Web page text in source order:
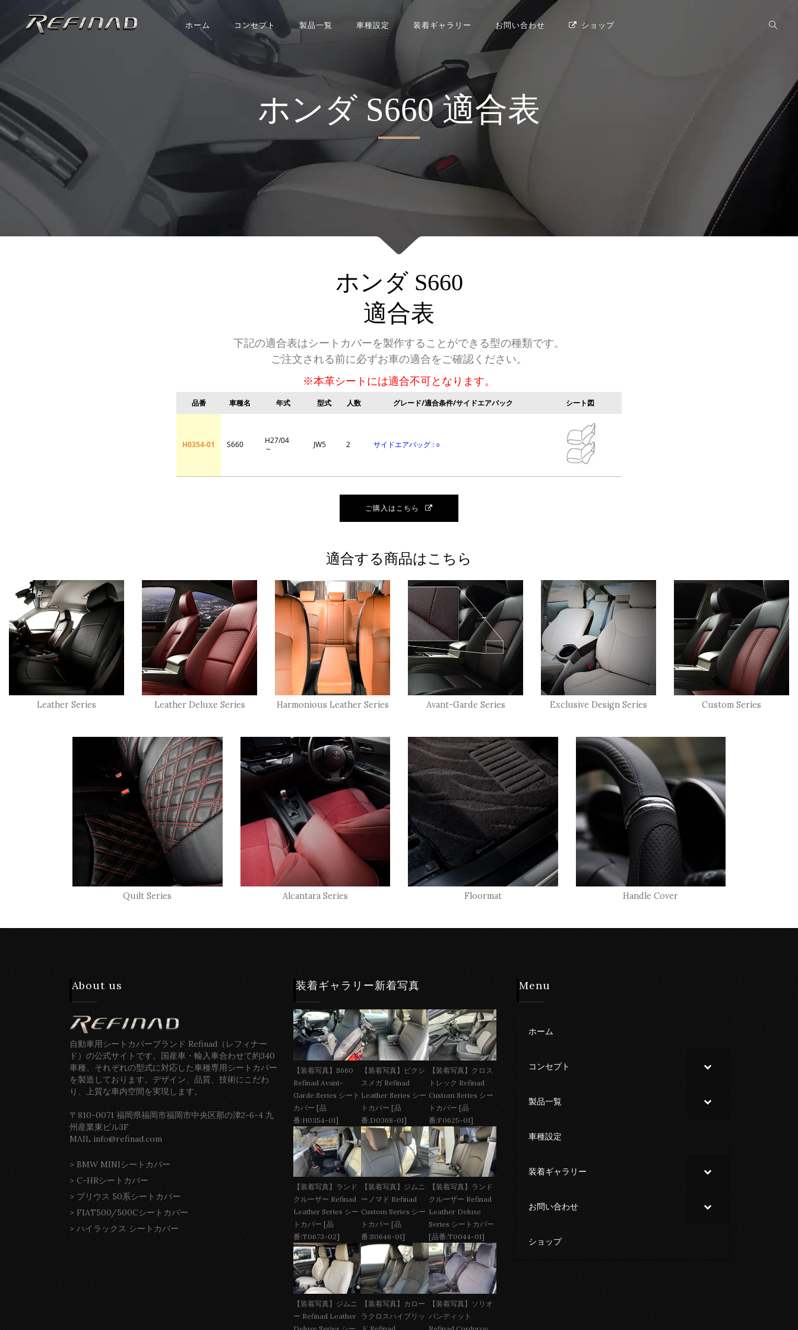
ホーム コンセプト 製品一覧 車種設定 装着ギャラリー お問い合わせ ショップ
ホンダ S660適合表
ホンダ S660
適合表
下記の適合表はシートカバーを製作することができる型の種類です。
ご注文される前に必ずお車の適合をご確認ください。
※本革シートには適合不可となります。
品番 車種名 年式 型式 人数 グレード/適合条件/サイドエアバック シート図
H0354-01 S660
H27/04
～
JW5 2 サイドエアバッグ : ○
ご購入はこちら
適合する商品はこちら
Leather Series Leather Deluxe Series Harmonious Leather Series Avant-Garde Series Exclusive Design Series Custom Series
Quilt Series Alcantara Series Floormat Handle Cover
About us
自動車用シートカバーブランド Refinad（レフィナー
ド）の公式サイトです。国産車・輸入車合わせて約340
車種、それぞれの型式に対応した車種専用シートカバー
を製造しております。デザイン、品質、技術にこだわ
り、上質な車内空間を実現します。
〒810-0071 福岡県福岡市福岡市中央区那の津2-6-4 九
州産業東ビル3F
MAIL info@refinad.com
> BMW MINIシートカバー
> C-HRシートカバー
> プリウス 50系シートカバー
> FIAT500/500Cシートカバー
> ハイラックス シートカバー
装着ギャラリー新着写真
【装着写真】S660
Refinad Avant-
Garde Series シート
カバー [品
番:H0354-01]
【装着写真】ピクシ
スメガ Refinad
Leather Series シー
トカバー [品
番:D0368-01]
【装着写真】クロス
トレック Refinad
Custom Series シー
トカバー [品
番:F0625-01]
【装着写真】ランド
クルーザー Refinad
Leather Series シー
トカバー [品
番:T0673-02]
【装着写真】ジムニ
ーノマド Refinad
Custom Series シー
トカバー [品
番:S0646-01]
【装着写真】ランド
クルーザー Refinad
Leather Deluxe
Series シートカバー
[品番:T0044-01]
【装着写真】ジムニ
ー Refinad Leather
【装着写真】カロー
ラクロスハイブリッ
【装着写真】ソリオ
バンディット
Menu
ホーム
コンセプト
製品一覧
車種設定
装着ギャラリー
お問い合わせ
ショップ